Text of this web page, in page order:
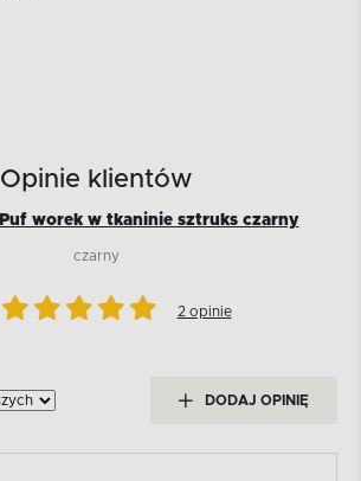
Opinie klientów
Puf worek w tkaninie sztruks czarny
czarny
2 opinie
DODAJ OPINIĘ